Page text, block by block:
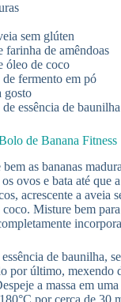
sem glúten
farinha de amêndoas
óleo de coco
fermento em pó
gosto
essência de
de Banana Fitness
bem as bananas
ovos e bata até que
acrescente a aveia
Misture bem
de baunilha,
por último, mexendo
a massa em
por cerca de 30